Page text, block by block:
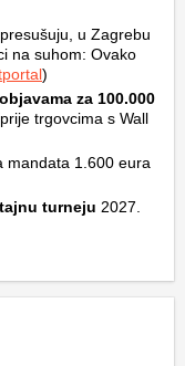
presušuju, u Zagrebu
na suhom: Ovako
)
za 100.000
trgovcima s Wall
mandata 1.600 eura
turneju 2027.